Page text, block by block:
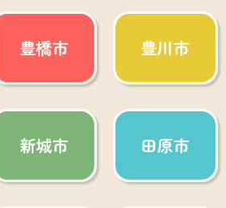
豊橋市 豊川市
新城市 田原市